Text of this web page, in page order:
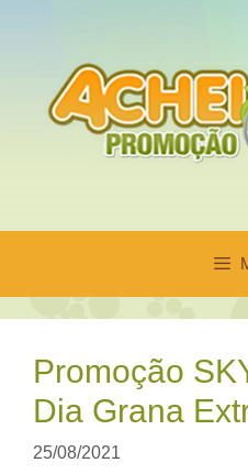
conteúdo
Promoção
Dia Grana
25/08/2021